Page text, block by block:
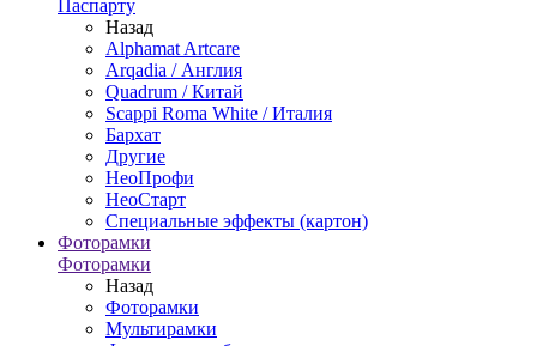
Паспарту
Назад
Alphamat Artcare
Arqadia / Англия
Quadrum / Китай
Scappi Roma White / Италия
Бархат
Другие
НеоПрофи
НеоСтарт
Специальные эффекты (картон)
Фоторамки
Фоторамки
Назад
Фоторамки
Мультирамки